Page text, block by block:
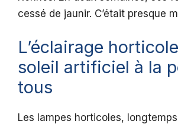
cessé de jaunir. C’était presque
L’éclairage
soleil artificiel à la
tous
Les lampes horticoles,